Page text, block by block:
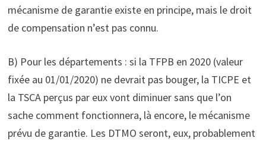
mécanisme de garantie existe en principe, mais le droit
de compensation n’est pas connu.
B) Pour les départements : si la TFPB en 2020 (valeur
fixée au 01/01/2020) ne devrait pas bouger, la TICPE et
la TSCA perçus par eux vont diminuer sans que l’on
sache comment fonctionnera, là encore, le mécanisme
prévu de garantie. Les DTMO seront, eux, probablement